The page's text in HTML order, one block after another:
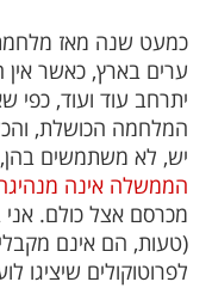
כמעט שנה מאז
ערים בארץ, כאשר
יתרחב עוד ועוד, כפי
המלחמה הכושלת, והכל
יש, לא משתמשים
הממשלה אינה
מכרסם אצל כולם.
(טעות, הם אינם
לפרוטוקולים שיציגו